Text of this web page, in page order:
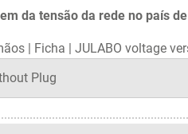
da tensão da rede no país
| Ficha | JULABO voltage